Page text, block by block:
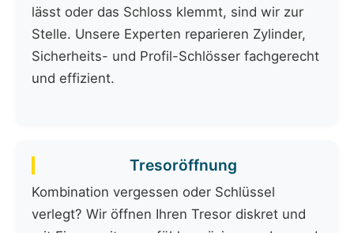
lässt oder das Schloss klemmt, sind wir zur
Stelle. Unsere Experten reparieren Zylinder,
Sicherheits- und Profil-Schlösser fachgerecht
und effizient.
Tresoröffnung
Kombination vergessen oder Schlüssel
verlegt? Wir öffnen Ihren Tresor diskret und